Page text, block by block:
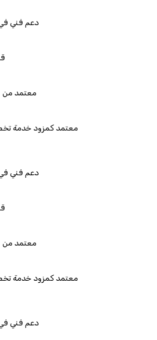
دعم فني في استيراد بيانات
قابل للربط
معتمد من هيئة الزكاة
معتمد كمزود خدمة تخطيط موارد
دعم فني في استيراد بيانات
قابل للربط
معتمد من هيئة الزكاة
معتمد كمزود خدمة تخطيط موارد
دعم فني في استيراد بيانات